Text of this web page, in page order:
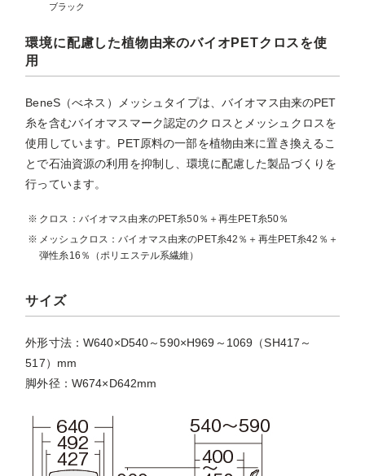
ブラック
環境に配慮した植物由来のバイオPETクロスを使
用
BeneS（べネス）メッシュタイプは、バイオマス由来のPET
糸を含むバイオマスマーク認定のクロスとメッシュクロスを
使用しています。PET原料の一部を植物由来に置き換えるこ
とで石油資源の利用を抑制し、環境に配慮した製品づくりを
行っています。
クロス：バイオマス由来のPET糸50％＋再生PET糸50％
メッシュクロス：バイオマス由来のPET糸42％＋再生PET糸42％＋
弾性糸16％（ポリエステル系繊維）
サイズ
外形寸法：W640×D540～590×H969～1069（SH417～
517）mm
脚外径：W674×D642mm